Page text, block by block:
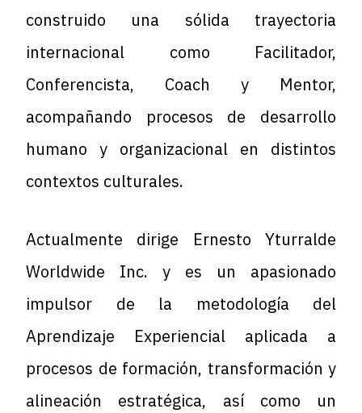
construido una sólida trayectoria
internacional como Facilitador,
Conferencista, Coach y Mentor,
acompañando procesos de desarrollo
humano y organizacional en distintos
contextos culturales.
Actualmente dirige Ernesto Yturralde
Worldwide Inc. y es un apasionado
impulsor de la metodología del
Aprendizaje Experiencial aplicada a
procesos de formación, transformación y
alineación estratégica, así como un